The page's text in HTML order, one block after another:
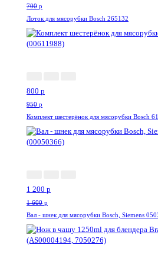
700 p
Лоток для мясорубки Bosch 265132
800 p
950 p
Комплект шестерёнок для мясорубки Bosch
1 200 p
1 600 p
Вал - шнек для мясорубки Bosch, Siemens